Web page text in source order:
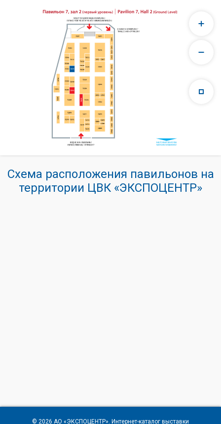
Схема расположения павильонов на
территории ЦВК «ЭКСПОЦЕНТР»
© 2026 АО «ЭКСПОЦЕНТР». Интернет-каталог выставки